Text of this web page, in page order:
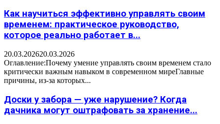
Как научиться эффективно управлять своим
временем: практическое руководство,
которое реально работает в...
20.03.202620.03.2026
Оглавление:Почему умение управлять своим временем стало
критически важным навыком в современном миреГлавные
причины, из-за которых...
Доски у забора — уже нарушение? Когда
дачника могут оштрафовать за хранение...